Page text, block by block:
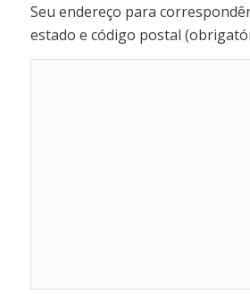
Seu endereço para
estado e código postal